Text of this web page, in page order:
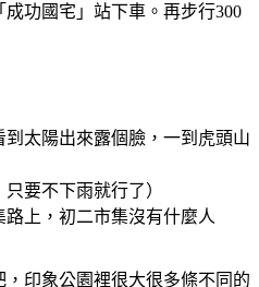
功國宅」站下車。再步行300
太陽出來露個臉，一到虎頭山
要不下雨就行了）
路上，初二市集沒有什麼人
印象公園裡很大很多條不同的